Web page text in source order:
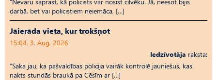
darbā, bet vai policistiem neiemāca, […]
Jāierāda vieta, kur trokšņot
15:04, 3. Aug, 2026
Iedzīvotāja raksta:
“Saka jau, ka pašvaldības policija vairāk kontrolē jauniešus, kas
nakts stundās braukā pa Cēsīm ar […]